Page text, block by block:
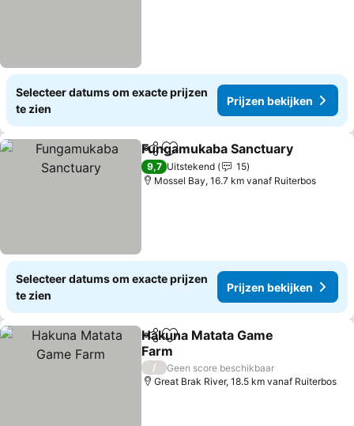
Selecteer datums om exacte prijzen
te zien
Prijzen bekijken
DelenToevoegen aan favorieten
Fungamukaba Sanctuary
9,7 Uitstekend
15
Mossel Bay, 16.7 km vanaf Ruiterbos
Selecteer datums om exacte prijzen
te zien
Prijzen bekijken
DelenToevoegen aan favorieten
Hakuna Matata Game
Farm
Prijzen bekijken
/
Geen score beschikbaar
Great Brak River, 18.5 km vanaf Ruiterbos